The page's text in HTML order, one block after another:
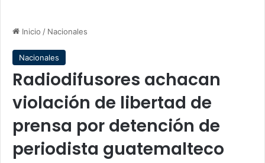
Inicio / Nacionales
Nacionales
Radiodifusores achacan
violación de libertad de
prensa por detención de
periodista guatemalteco